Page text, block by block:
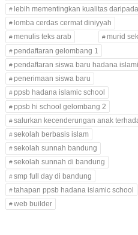
lebih mementingkan kualitas
lomba cerdas cermat diniyyah
menulis teks arab
murid
pendaftaran gelombang 1
pendaftaran siswa baru hadana
penerimaan siswa baru
ppsb hadana islamic school
ppsb hi school gelombang 2
salurkan kecenderungan anak
sekolah berbasis islam
sekolah sunnah bandung
sekolah sunnah di bandung
smp full day di bandung
tahapan ppsb hadana islamic school
web builder